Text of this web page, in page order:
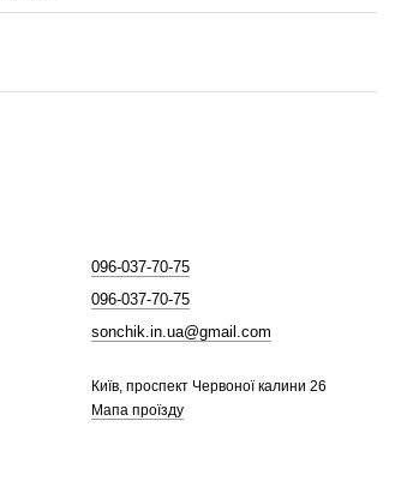
096-037-70-75
096-037-70-75
sonchik.in.ua@gmail.com
Київ, проспект Червоної калини 26
Мапа проїзду